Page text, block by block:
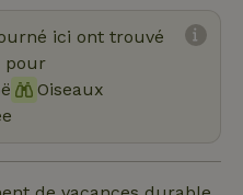
ici ont trouvé
pour
Oiseaux